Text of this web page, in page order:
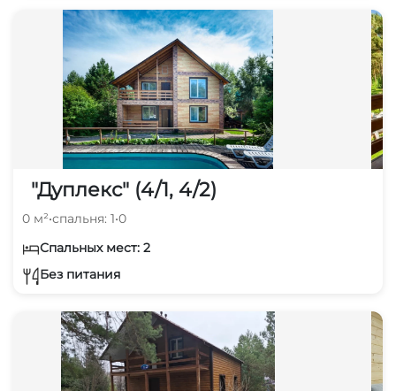
"Дуплекс" (4/1, 4/2)
0 м²•спальня: 1•0
Спальных мест: 2
Без питания